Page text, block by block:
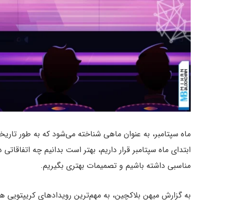
ماه سپتامبر، به عنوان ماهی شناخته می‌شود که به طور
ابتدای ماه سپتامبر قرار داریم، بهتر است بدانیم چه
مناسبی داشته باشیم و تصمیمات بهتری بگیریم.
به گزارش میهن بلاکچین، به مهم‌ترین رویدادهای